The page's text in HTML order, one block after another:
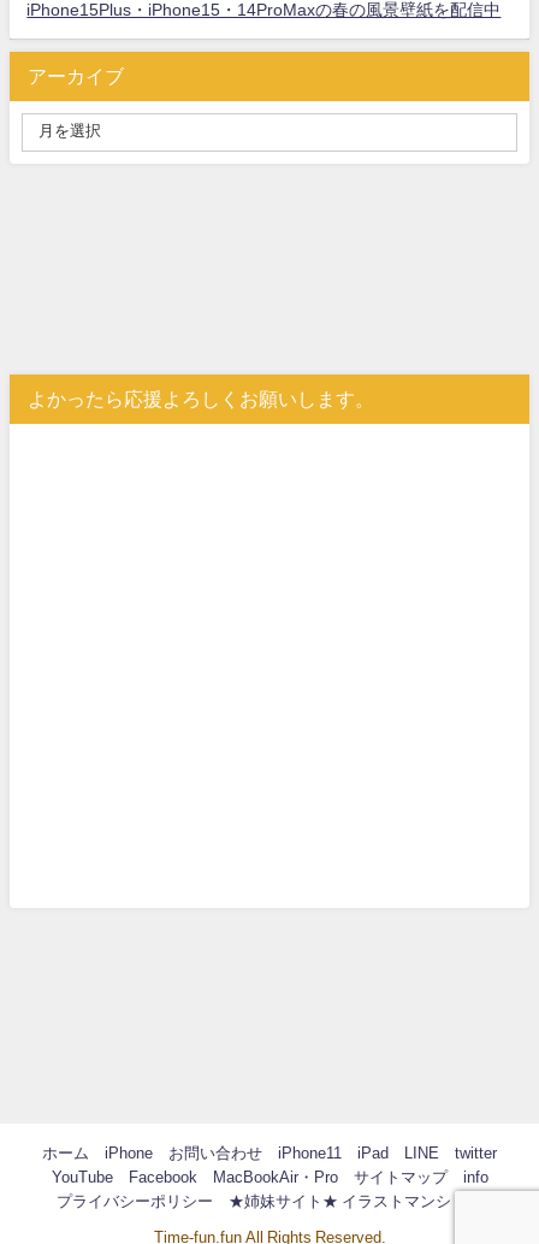
iPhone15Plus・iPhone15・14ProMaxの春の風景壁紙を配信中
アーカイブ
よかったら応援よろしくお願いします。
ホーム iPhone お問い合わせ iPhone11 iPad LINE
twitter
YouTube
Facebook MacBookAir・Pro サイトマップ
info
プライバシーポリシー
★姉妹サイト★ イラストマンション
Time-fun.fun All Rights Reserved.